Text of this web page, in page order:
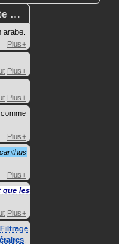
…
arabe.
Plus+
Plus+
Plus+
Plus+
Plus+
que les
Plus+
Filtrage